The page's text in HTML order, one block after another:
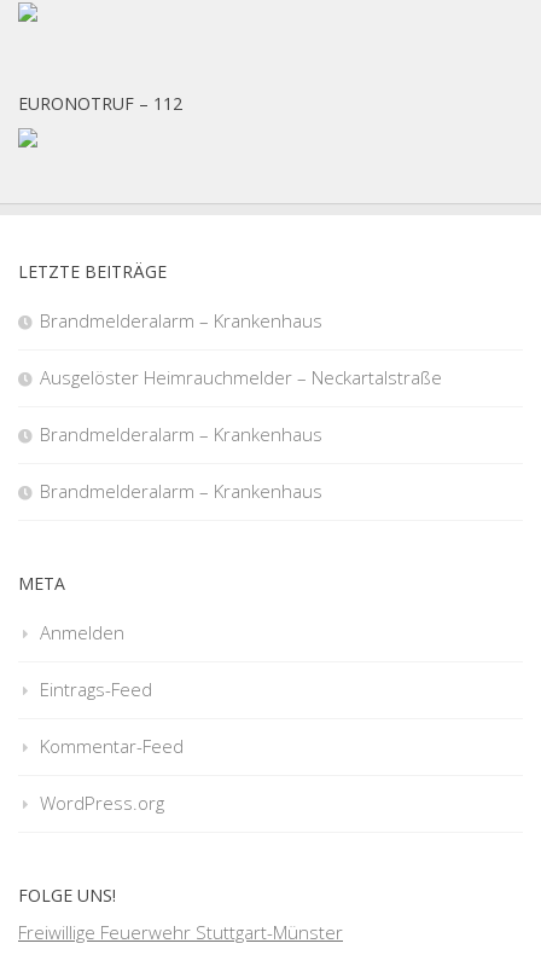
EURONOTRUF – 112
LETZTE BEITRÄGE
Brandmelderalarm – Krankenhaus
Ausgelöster Heimrauchmelder – Neckartalstraße
Brandmelderalarm – Krankenhaus
Brandmelderalarm – Krankenhaus
META
Anmelden
Eintrags-Feed
Kommentar-Feed
WordPress.org
FOLGE UNS!
Freiwillige Feuerwehr Stuttgart-Münster